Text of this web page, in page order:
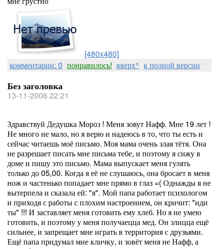
[480x480]
комментарии: 0 понравилось! вверх^ к полной версии
Без заголовка
13-11-2006 22:21
Здравствуй Дедушка Мороз ! Меня зовут Нафф. Мне 19 лет !
Не много не мало, но я верю и надеюсь в то, что ты есть и
сейчас читаешь моё письмо. Моя мама очень злая тётя. Она
не разрешает писать мне письма тебе, и поэтому я сижу в
доме и пишу это письмо. Мама выпускает меня гулять
только до 05,00. Когда я её не слушаюсь, она бросает в меня
нож и частенько попадает мне прямо в глаз =( Однажды я не
вытерпела и сказала ей: "я". Мой папа работает психологом
и приходя с работы с плохим настроением, он кричит: "иди
ты" !!! И заставляет меня готовить ему хлеб. Но я не умею
готовить, и поэтому у меня получаецца мед. Он злицца ещё
сильнее, и запрещает мне играть в территория с друзьями.
Ещё папа придумал мне кличку, и зовёт меня не Нафф, а